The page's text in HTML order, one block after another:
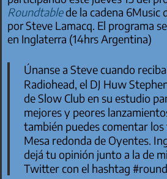
Roundtablede la cadena 6Music
por Steve Lamacq. El programa
en Inglaterra (14hrs Argentina)
Únanse a Steve cuando
Radiohead, el DJ Huw
de Slow Club en su estudio
mejores y peores
también puedes comentar
Mesa redonda de Oyentes.
dejá tu opinión junto a la de
Twittercon el hashtag